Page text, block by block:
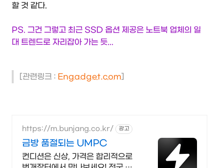
할 것 같다.
PS. 그건 그렇고 최근 SSD 옵션 제공은 노트북 업체의 일
대 트렌드로 자리잡아 가는 듯...
[관련링크 : Engadget.com]
https://m.bunjang.co.kr/ 광고
금방 품절되는 UMPC
컨디션은 신상, 가격은 합리적으로